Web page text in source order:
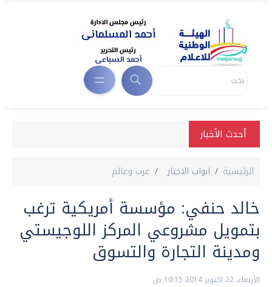
أحدث الأخبار
الرئيسية ابواب الاخبار عرب وعالم
خالد حنفي: مؤسسة أمريكية ترغب
بتمويل مشروعي المركز اللوجيستي
ومدينة التجارة والتسوق
الأربعاء، 22 اكتوبر 2014 10:15 ص